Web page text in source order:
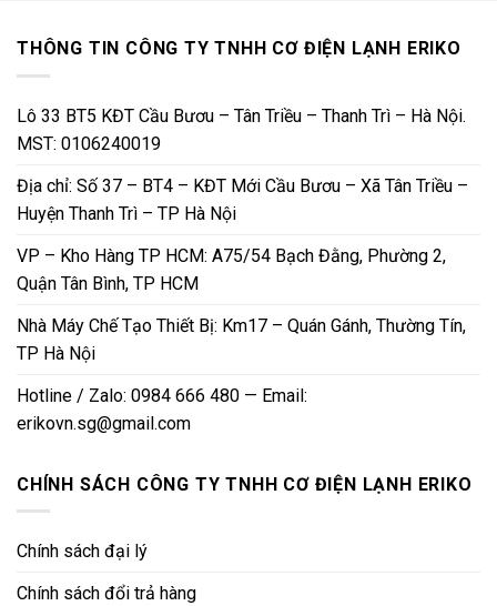
THÔNG TIN CÔNG TY TNHH CƠ ĐIỆN LẠNH ERIKO
Lô 33 BT5 KĐT Cầu Bươu – Tân Triều – Thanh Trì – Hà Nội.
MST: 0106240019
Địa chỉ: Số 37 – BT4 – KĐT Mới Cầu Bươu – Xã Tân Triều –
Huyện Thanh Trì – TP Hà Nội
VP – Kho Hàng TP HCM: A75/54 Bạch Đằng, Phường 2,
Quận Tân Bình, TP HCM
Nhà Máy Chế Tạo Thiết Bị: Km17 – Quán Gánh, Thường Tín,
TP Hà Nội
Hotline / Zalo: 0984 666 480 — Email:
erikovn.sg@gmail.com
CHÍNH SÁCH CÔNG TY TNHH CƠ ĐIỆN LẠNH ERIKO
Chính sách đại lý
Chính sách đổi trả hàng